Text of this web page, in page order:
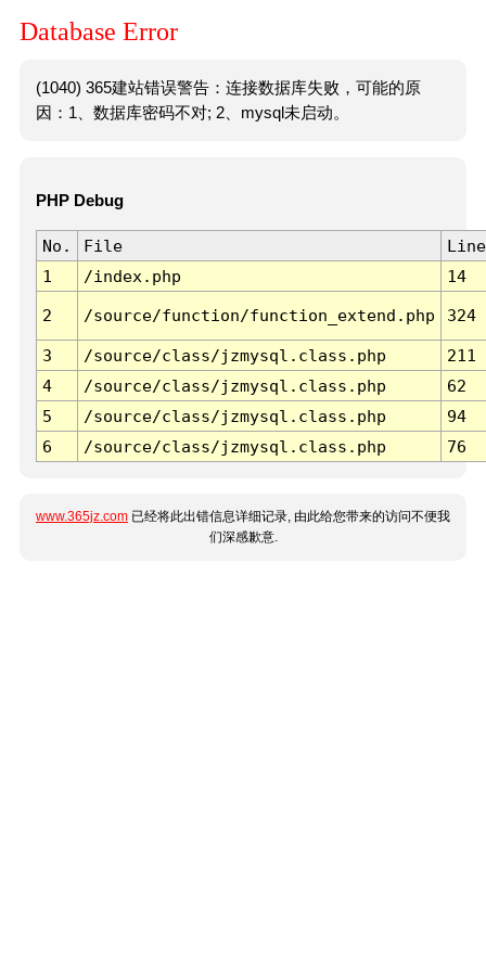
Database Error
(1040) 365建站错误警告：连接数据库失败，可能的原
因：1、数据库密码不对; 2、mysql未启动。
PHP Debug
No. File
Line
1
/index.php 14
2 /source/function/function_extend.php 324
3 /source/class/jzmysql.class.php
211
4
/source/class/jzmysql.class.php
62
5
/source/class/jzmysql.class.php
94
6
/source/class/jzmysql.class.php 76
www.365jz.com 已经将此出错信息详细记录, 由此给您带来的访问不便我
们深感歉意.